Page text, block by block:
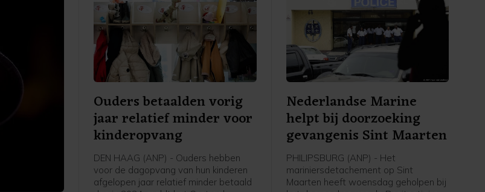
Ouders betaalden vorig
jaar relatief minder voor
kinderopvang
DEN HAAG (ANP) - Ouders hebben
voor de dagopvang van hun kinderen
afgelopen jaar relatief minder betaald
Nederlandse Marine
helpt bij doorzoeking
gevangenis Sint Maarten
PHILIPSBURG (ANP) - Het
mariniersdetachement op Sint
Maarten heeft woensdag geholpen bij